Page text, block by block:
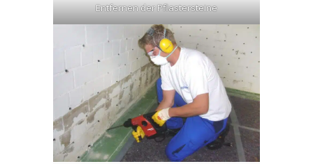
Entfernen der Pflastersteine